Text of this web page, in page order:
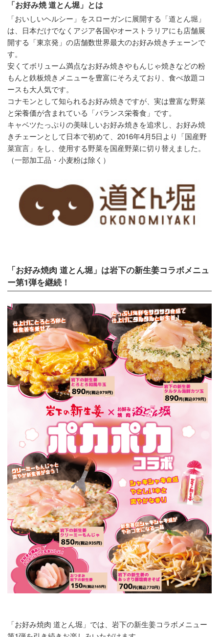
「お好み焼 道とん堀」とは
「おいしいヘルシー」をスローガンに展開する「道とん堀」
は、日本だけでなくアジア各国やオーストラリアにも店舗展
開する「東京発」の店舗数世界最大のお好み焼きチェーンで
す。
安くてボリューム満点なお好み焼きやもんじゃ焼きなどの粉
もんと鉄板焼きメニューを豊富にそろえており、食べ放題コ
ースも大人気です。
コナモンとして知られるお好み焼きですが、実は豊富な野菜
と栄養価が含まれている「バランス栄養食」です。
キャベツたっぷりの美味しいお好み焼きを追求し、お好み焼
きチェーンとして日本で初めて、2016年4月5日より「国産野
菜宣言」をし、使用する野菜を国産野菜に切り替えました。
（一部加工品・小麦粉は除く）
「お好み焼肉 道とん堀」は岩下の新生姜コラボメニュ
ー第1弾を継続！
「お好み焼肉 道とん堀」では、岩下の新生姜コラボメニュー